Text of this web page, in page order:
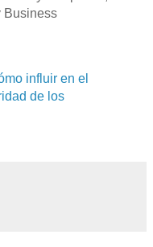
Business
influir en el
de los